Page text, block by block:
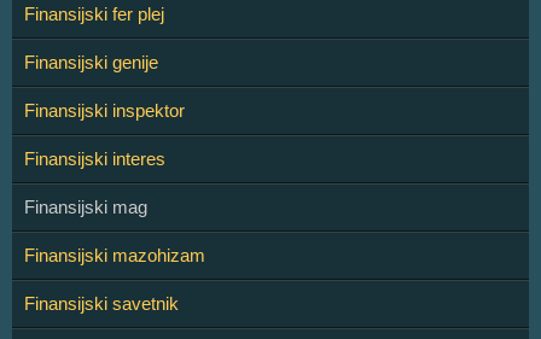
Finansijski fer plej
Finansijski genije
Finansijski inspektor
Finansijski interes
Finansijski mag
Finansijski mazohizam
Finansijski savetnik